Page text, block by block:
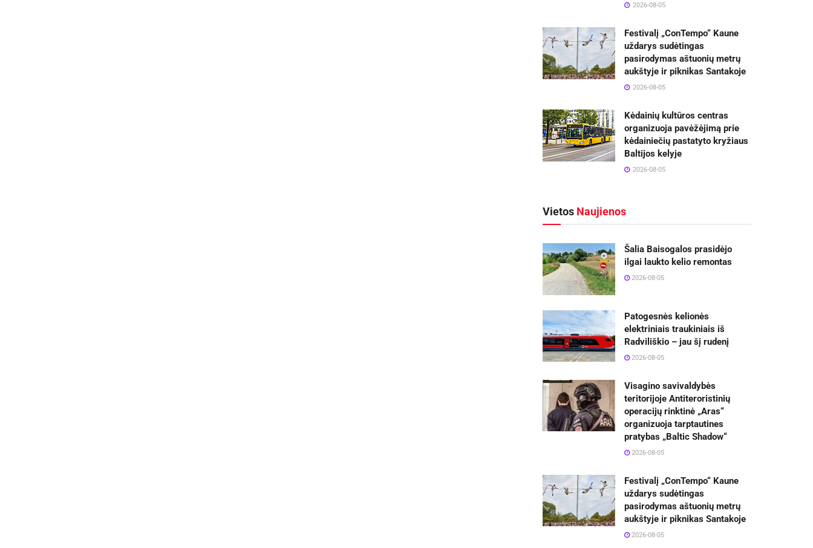
2026-08-05
Festivalį „ConTempo“ Kaune
uždarys sudėtingas
pasirodymas aštuonių metrų
aukštyje ir piknikas Santakoje
2026-08-05
Kėdainių kultūros centras
organizuoja pavėžėjimą prie
kėdainiečių pastatyto kryžiaus
Baltijos kelyje
2026-08-05
Vietos Naujienos
Šalia Baisogalos prasidėjo
ilgai laukto kelio remontas
2026-08-05
Patogesnės kelionės
elektriniais traukiniais iš
Radviliškio – jau šį rudenį
2026-08-05
Visagino savivaldybės
teritorijoje Antiteroristinių
operacijų rinktinė „Aras“
organizuoja tarptautines
pratybas „Baltic Shadow“
2026-08-05
Festivalį „ConTempo“ Kaune
uždarys sudėtingas
pasirodymas aštuonių metrų
aukštyje ir piknikas Santakoje
2026-08-05